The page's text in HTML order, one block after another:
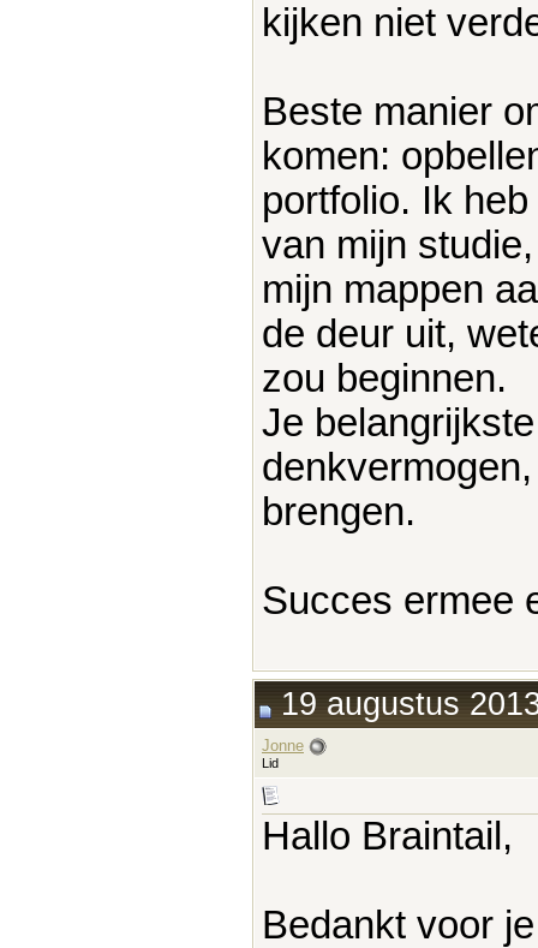
kijken niet
Beste manier
komen:
portfolio. Ik
van mijn
mijn mappen
de deur uit,
zou beginnen.
Je
brengen.
Succes ermee
19 augustus
Jonne
Lid
Hallo Braintail,
Bedankt voor